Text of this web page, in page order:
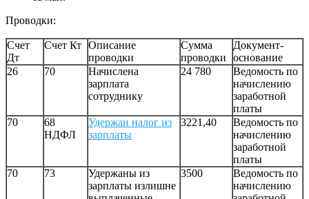
Проводки:
Счет
Дт
Счет Кт Описание
проводки
Сумма
проводки
Документ-
основание
26
70
Начислена
зарплата
сотруднику
24 780
Ведомость по
начислению
заработной
платы
70
68
НДФЛ
Удержан налог из
зарплаты
3221,40
Ведомость по
начислению
заработной
платы
70
73
Удержаны из
зарплаты излишне
3500
Ведомость по
начислению